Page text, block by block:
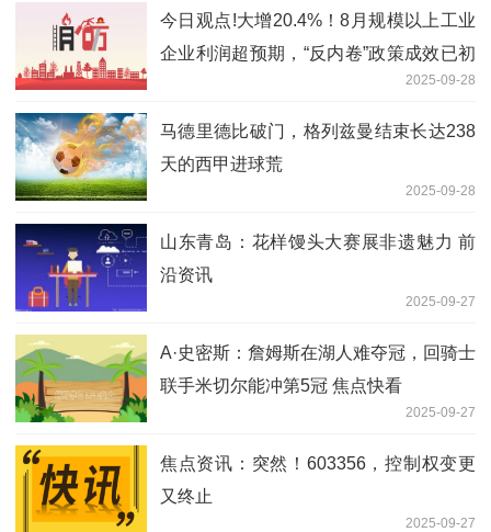
今日观点!大增20.4%！8月规模以上工业
企业利润超预期，“反内卷”政策成效已初
2025-09-28
马德里德比破门，格列兹曼结束长达238
天的西甲进球荒
2025-09-28
山东青岛：花样馒头大赛展非遗魅力 前
沿资讯
2025-09-27
A·史密斯：詹姆斯在湖人难夺冠，回骑士
联手米切尔能冲第5冠 焦点快看
2025-09-27
焦点资讯：突然！603356，控制权变更
又终止
2025-09-27